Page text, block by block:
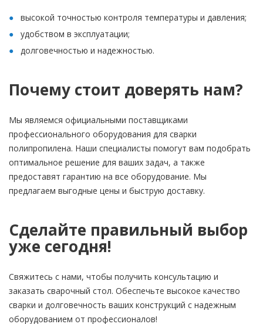
высокой точностью контроля температуры и давления;
удобством в эксплуатации;
долговечностью и надежностью.
Почему стоит доверять нам?
Мы являемся официальными поставщиками
профессионального оборудования для сварки
полипропилена. Наши специалисты помогут вам подобрать
оптимальное решение для ваших задач, а также
предоставят гарантию на все оборудование. Мы
предлагаем выгодные цены и быструю доставку.
Сделайте правильный выбор
уже сегодня!
Свяжитесь с нами, чтобы получить консультацию и
заказать сварочный стол. Обеспечьте высокое качество
сварки и долговечность ваших конструкций с надежным
оборудованием от профессионалов!